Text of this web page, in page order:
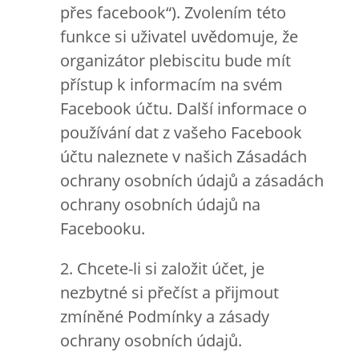
přes facebook“). Zvolením této
funkce si uživatel uvědomuje, že
organizátor plebiscitu bude mít
přístup k informacím na svém
Facebook účtu. Další informace o
používání dat z vašeho Facebook
účtu naleznete v našich Zásadách
ochrany osobních údajů a zásadách
ochrany osobních údajů na
Facebooku.
2. Chcete-li si založit účet, je
nezbytné si přečíst a přijmout
zmíněné Podmínky a zásady
ochrany osobních údajů.